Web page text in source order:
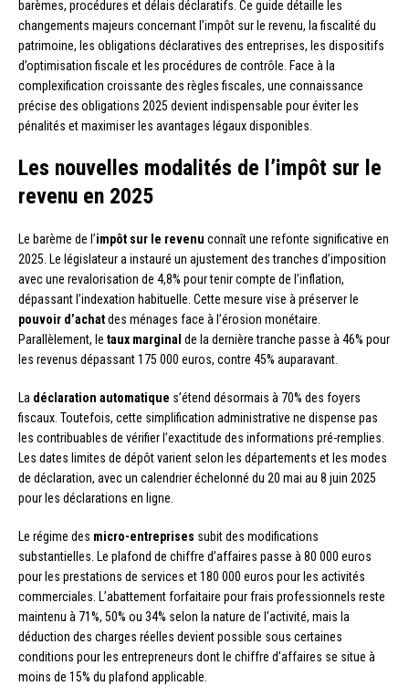
barèmes, procédures et délais déclaratifs. Ce guide détaille les
changements majeurs concernant l’impôt sur le revenu, la fiscalité du
patrimoine, les obligations déclaratives des entreprises, les dispositifs
d’optimisation fiscale et les procédures de contrôle. Face à la
complexification croissante des règles fiscales, une connaissance
précise des obligations 2025 devient indispensable pour éviter les
pénalités et maximiser les avantages légaux disponibles.
Les nouvelles modalités de l’impôt sur le
revenu en 2025
Le barème de l’impôt sur le revenu connaît une refonte significative en
2025. Le législateur a instauré un ajustement des tranches d’imposition
avec une revalorisation de 4,8% pour tenir compte de l’inflation,
dépassant l’indexation habituelle. Cette mesure vise à préserver le
pouvoir d’achatdes ménages face à l’érosion monétaire.
Parallèlement, le taux marginal de la dernière tranche passe à 46% pour
les revenus dépassant 175 000 euros, contre 45% auparavant.
La déclaration automatique s’étend désormais à 70% des foyers
fiscaux. Toutefois, cette simplification administrative ne dispense pas
les contribuables de vérifier l’exactitude des informations pré-remplies.
Les dates limites de dépôt varient selon les départements et les modes
de déclaration, avec un calendrier échelonné du 20 mai au 8 juin 2025
pour les déclarations en ligne.
Le régime des micro-entreprises subit des modifications
substantielles. Le plafond de chiffre d’affaires passe à 80 000 euros
pour les prestations de services et 180 000 euros pour les activités
commerciales. L’abattement forfaitaire pour frais professionnels reste
maintenu à 71%, 50% ou 34% selon la nature de l’activité, mais la
déduction des charges réelles devient possible sous certaines
conditions pour les entrepreneurs dont le chiffre d’affaires se situe à
moins de 15% du plafond applicable.